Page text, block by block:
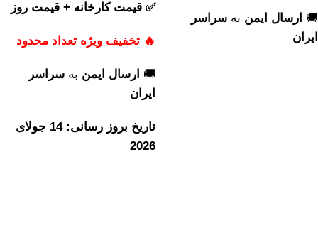
🚚 ارسال ایمن به سراسر
ایران
✅ قیمت کارخانه + قیمت روز
🔥 تخفیف ویژه تعداد محدود
🚚 ارسال ایمن به سراسر
ایران
تاریخ بروز رسانی: 14 جولای
2026